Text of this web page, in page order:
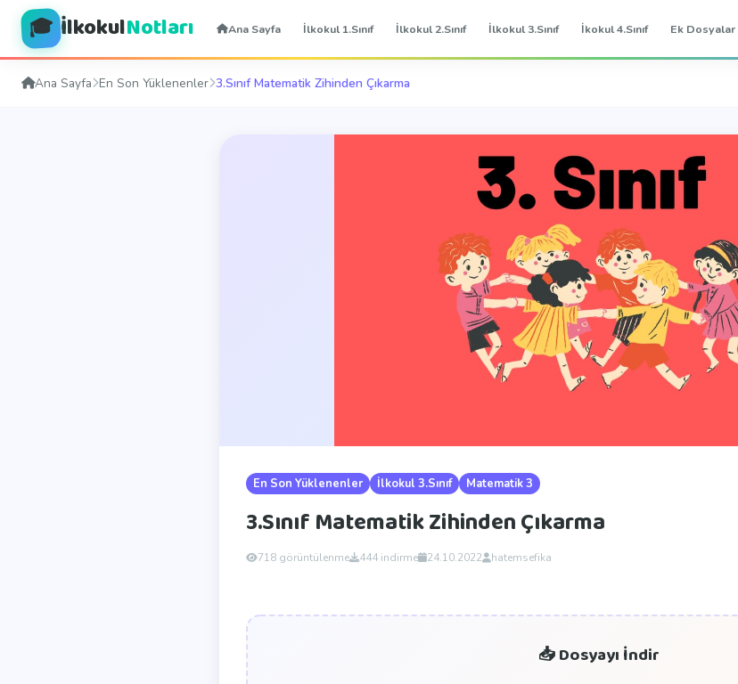
🎓 İlkokulNotları Ana Sayfa İlkokul 1.Sınıf İlkokul 2.Sınıf İlkokul 3.Sınıf İkokul 4.Sınıf Ek Dosyalar
Ana Sayfa En Son Yüklenenler 3.Sınıf Matematik Zihinden Çıkarma
En Son Yüklenenler İlkokul 3.Sınıf Matematik 3
3.Sınıf Matematik Zihinden Çıkarma
718 görüntülenme 444 indirme 24.10.2022 hatemsefika
📥 Dosyayı İndir